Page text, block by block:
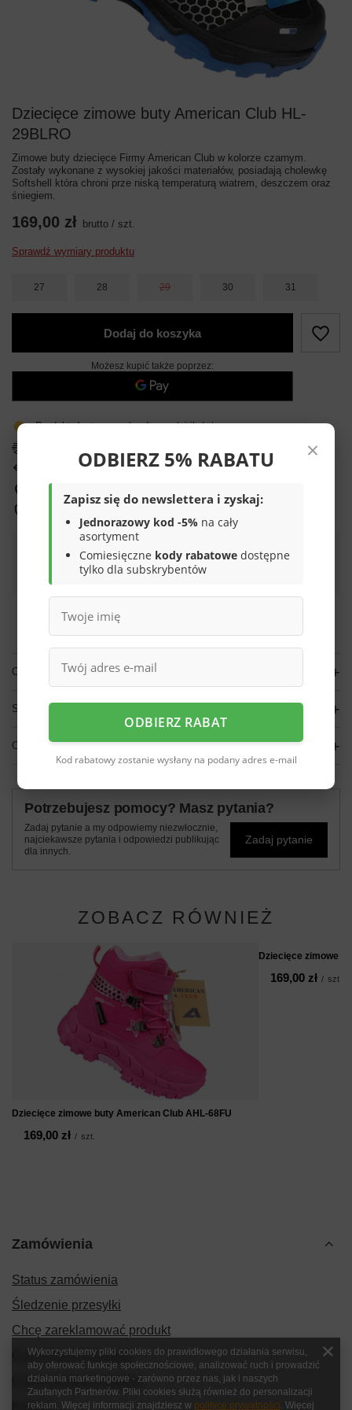
Dziecięce zimowe buty American Club HL-
29BLRO
Zimowe buty dziecięce Firmy American Club w kolorze czarnym.
Zostały wykonane z wysokiej jakości materiałów, posiadają cholewkę
Softshell która chroni prze niską temperaturą wiatrem, deszczem oraz
śniegiem.
169,00 zł brutto / szt.
Sprawdź wymiary produktu
27 28 29 30 31
Dodaj do koszyka
Możesz kupić także poprzez:
Produkt dostępny w bardzo małej ilości
dni na łatwy zwrot
Darmowa dostawa do paczkomatu lub punktu
Więcej informacji.
OPIS
SZCZEGÓŁOWE DANE
OPINIE (0)
Potrzebujesz pomocy? Masz pytania?
Zadaj pytanie a my odpowiemy niezwłocznie,
najciekawsze pytania i odpowiedzi publikując
dla innych.
Zadaj pytanie
ZOBACZ RÓWNIEŻ
Dziecięce zimowe buty American Club AHL-68FU
169,00 zł / szt.
Dziecięce zimowe
169,00 zł / szt.
Zamówienia
Status zamówienia
Śledzenie przesyłki
Chcę zareklamować produkt
Chcę zwrócić produkt
Chcę wymienić produkt
Kontakt
×
ODBIERZ 5% RABATU
Zapisz się do newslettera i zyskaj:
Jednorazowy kod -5% na cały
asortyment
Comiesięczne kody rabatowe dostępne
tylko dla subskrybentów
ODBIERZ RABAT
Kod rabatowy zostanie wysłany na podany adres e-mail
Wykorzystujemy pliki cookies do prawidłowego działania serwisu,
aby oferować funkcje społecznościowe, analizować ruch i prowadzić
działania marketingowe - zarówno przez nas, jak i naszych
Zaufanych Partnerów. Pliki cookies służą również do personalizacji
reklam. Więcej informacji znajdziesz w polityce prywatności. Więcej